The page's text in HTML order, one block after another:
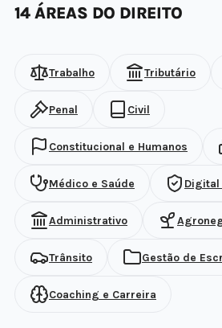
14 ÁREAS DO DIREITO
Trabalho Tributário
Penal Civil
Constitucional e Humanos
Médico e Saúde Digital
Administrativo
Trânsito Gestão de
Coaching e Carreira